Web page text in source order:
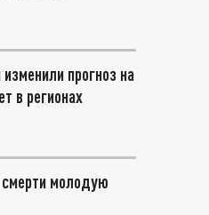
прогноз на
в регионах
молодую